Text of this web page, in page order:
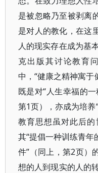
是被忽略乃至被剥离
是对人的教化，在这
人的现实存在成为基
克出版其讨论教育
中，“健康之精神寓于
既是对“人生幸福的
第1页），亦成为培养
教育思想虽对此后
其“提倡一种训练青
件”（同上，第2页）
想的人到现实的人的